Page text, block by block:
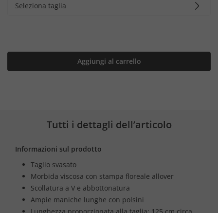
Seleziona taglia
Aggiungi al carrello
Tutti i dettagli dell’articolo
Informazioni sul prodotto
Taglio svasato
Morbida viscosa con stampa floreale allover
Scollatura a V e abbottonatura
Ampie maniche lunghe con polsini